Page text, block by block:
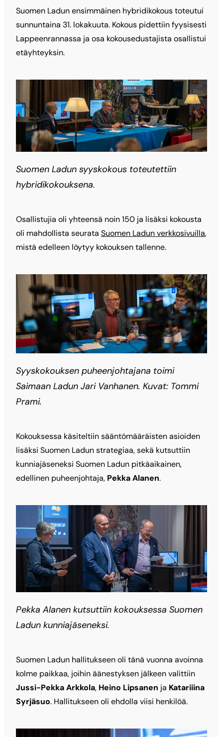
Suomen Ladun ensimmäinen hybridikokous toteutui
sunnuntaina 31. lokakuuta. Kokous pidettiin fyysisesti
Lappeenrannassa ja osa kokousedustajista osallistui
etäyhteyksin.
Suomen Ladun syyskokous toteutettiin
hybridikokouksena.
Osallistujia oli yhteensä noin 150 ja lisäksi kokousta
oli mahdollista seurata Suomen Ladun verkkosivuilla,
mistä edelleen löytyy kokouksen tallenne.
Syyskokouksen puheenjohtajana toimi
Saimaan Ladun Jari Vanhanen. Kuvat: Tommi
Prami.
Kokouksessa käsiteltiin sääntömääräisten asioiden
lisäksi Suomen Ladun strategiaa, sekä kutsuttiin
kunniajäseneksi Suomen Ladun pitkäaikainen,
edellinen puheenjohtaja, Pekka Alanen.
Pekka Alanen kutsuttiin kokouksessa Suomen
Ladun kunniajäseneksi.
Suomen Ladun hallitukseen oli tänä vuonna avoinna
kolme paikkaa, joihin äänestyksen jälkeen valittiin
Jussi-Pekka Arkkola, Heino Lipsanen ja Katariiina
Syrjäsuo. Hallitukseen oli ehdolla viisi henkilöä.